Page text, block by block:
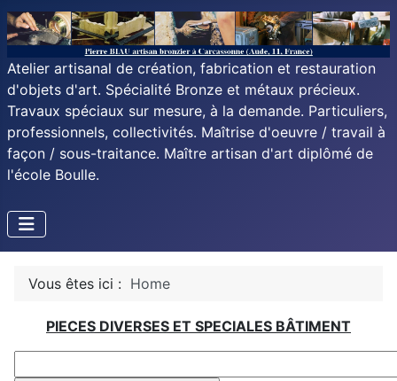
Atelier artisanal de création, fabrication et restauration
d'objets d'art. Spécialité Bronze et métaux précieux.
Travaux spéciaux sur mesure, à la demande. Particuliers,
professionnels, collectivités. Maîtrise d'oeuvre / travail à
façon / sous-traitance. Maître artisan d'art diplômé de
l'école Boulle.
Vous êtes ici : Home
PIECES DIVERSES ET SPECIALES BÂTIMENT